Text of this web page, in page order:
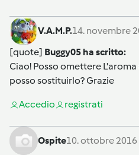
V.A.M.P.14. novembre
[quote] Buggy05 ha scritto:
Ciao! Posso omettere
posso sostituirlo? Grazie
Accedio registrati
Ospite10. ottobre 2016